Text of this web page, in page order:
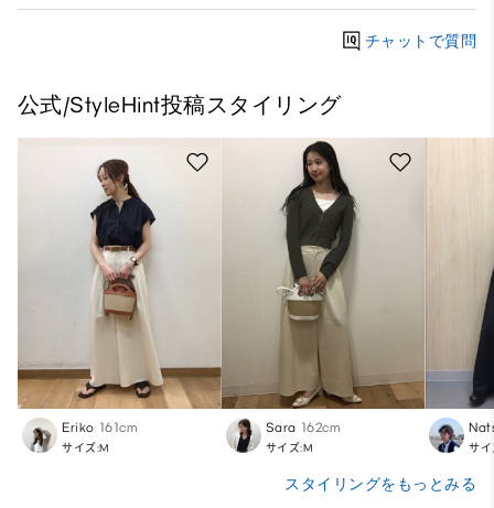
チャットで質問
公式/StyleHint投稿スタイリング
Eriko 161cm
サイズ:M
Sara 162cm
サイズ:M サ
スタイリングをもっとみる